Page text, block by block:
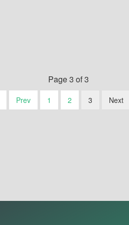
Page 3 of 3
Prev 1 2 3 Next